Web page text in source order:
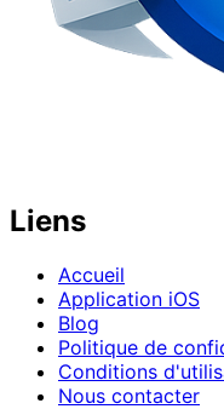
Liens
Accueil
Application iOS
Blog
Politique de
Conditions
Nous contacter